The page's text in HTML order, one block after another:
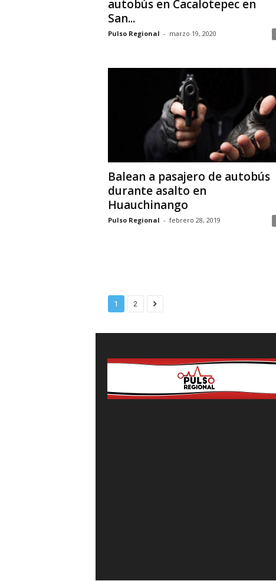
autobús en Cacalotepec en
San...
Pulso Regional - marzo 19, 2020
Balean a pasajero de autobús
durante asalto en
Huauchinango
Pulso Regional - febrero 28, 2019
1 2